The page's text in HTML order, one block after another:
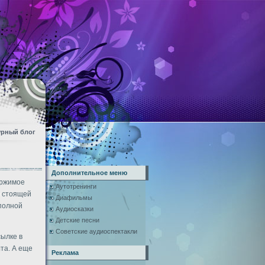
блог
стоящей
в
А еще
Дополнительное меню
Аутотренинги
Диафильмы
Аудиосказки
Детские песни
Советские аудиоспектакли
Реклама